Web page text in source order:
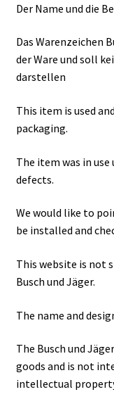
Der Name und die
Das Warenzeichen
der Ware und soll
darstellen
This item is used
packaging.
The item was in
defects.
We would like to
be installed and
This website is not
Busch und Jäger.
The name and
The Busch und
goods and is not
intellectual